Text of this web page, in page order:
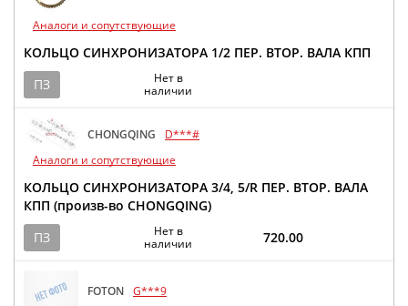
Аналоги и сопутствующие
КОЛЬЦО СИНХРОНИЗАТОРА 1/2 ПЕР. ВТОР. ВАЛА КПП
ПЗ
Нет в
наличии
CHONGQING
D***#
Аналоги и сопутствующие
КОЛЬЦО СИНХРОНИЗАТОРА 3/4, 5/R ПЕР. ВТОР. ВАЛА
КПП (произв-во CHONGQING)
ПЗ
Нет в
наличии
720.00
FOTON G***9